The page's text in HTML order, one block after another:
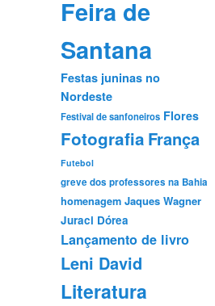
Feira de
Santana
Festas juninas no
Nordeste
Festival de sanfoneiros Flores
Fotografia França
Futebol
greve dos professores na Bahia
homenagem Jaques Wagner
Juraci Dórea
Lançamento de livro
Leni David
Literatura